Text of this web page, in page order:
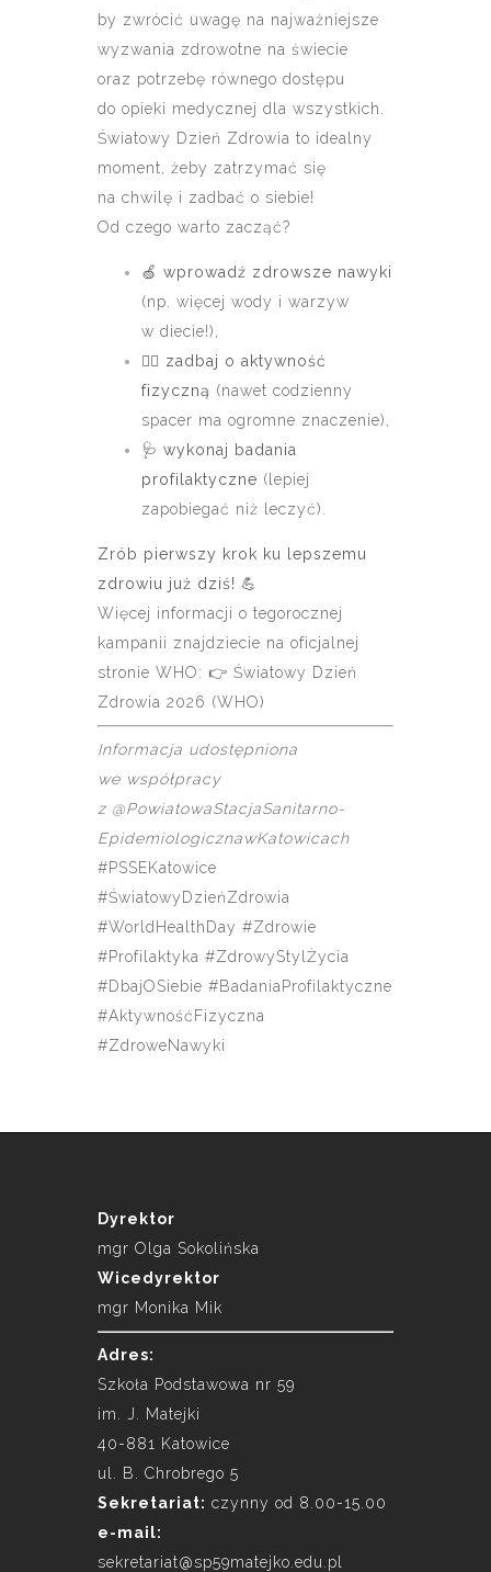
by zwrócić uwagę na najważniejsze
wyzwania zdrowotne na świecie
oraz potrzebę równego dostępu
do opieki medycznej dla wszystkich.
Światowy Dzień Zdrowia to idealny
moment, żeby zatrzymać się
na chwilę i zadbać o siebie!
Od czego warto zacząć?
🍏 wprowadź zdrowsze nawyki
(np. więcej wody i warzyw
w diecie!),
🏃‍♀️ zadbaj o aktywność
fizyczną (nawet codzienny
spacer ma ogromne znaczenie),
🩺 wykonaj badania
profilaktyczne (lepiej
zapobiegać niż leczyć).
Zrób pierwszy krok ku lepszemu
zdrowiu już dziś! 💪
Więcej informacji o tegorocznej
kampanii znajdziecie na oficjalnej
stronie WHO: 👉 Światowy Dzień
Zdrowia 2026 (WHO)
Informacja udostępniona
we współpracy
z @PowiatowaStacjaSanitarno-
EpidemiologicznawKatowicach
#PSSEKatowice
#ŚwiatowyDzieńZdrowia
#WorldHealthDay #Zdrowie
#Profilaktyka #ZdrowyStylŻycia
#DbajOSiebie #BadaniaProfilaktyczne
#AktywnośćFizyczna
#ZdroweNawyki
Dyrektor
mgr Olga Sokolińska
Wicedyrektor
mgr Monika Mik
Adres:
Szkoła Podstawowa nr 59
im. J. Matejki
40-881 Katowice
ul. B. Chrobrego 5
Sekretariat: czynny od 8.00-15.00
e-mail:
sekretariat@sp59matejko.edu.pl